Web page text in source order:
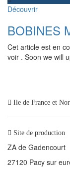
Découvrir
BOBINES
Cet article est en
voir . Soon we will
Ile de France et
Site de production
ZA de Gadencourt
27120 Pacy sur